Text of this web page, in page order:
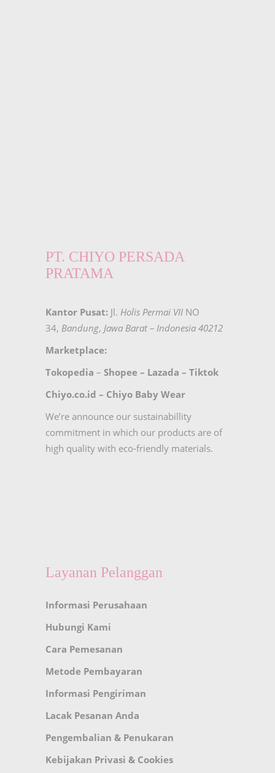
PT. CHIYO PERSADA
PRATAMA
Kantor Pusat: Jl. Holis Permai VII NO
34, Bandung, Jawa Barat – Indonesia 40212
Marketplace:
Tokopedia – Shopee – Lazada – Tiktok
Chiyo.co.id – Chiyo Baby Wear
We’re announce our sustainabillity
commitment in which our products are of
high quality with eco-friendly materials.
Layanan Pelanggan
Informasi Perusahaan
Hubungi Kami
Cara Pemesanan
Metode Pembayaran
Informasi Pengiriman
Lacak Pesanan Anda
Pengembalian & Penukaran
Kebijakan Privasi & Cookies